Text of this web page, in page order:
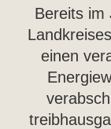
Bereits im
einen